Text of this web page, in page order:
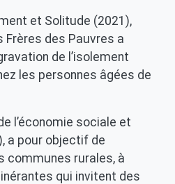
et Solitude (2021),
Frères des Pauvres a
de l’isolement
les personnes âgées de
l’économie sociale et
a pour objectif de
communes rurales, à
qui invitent des